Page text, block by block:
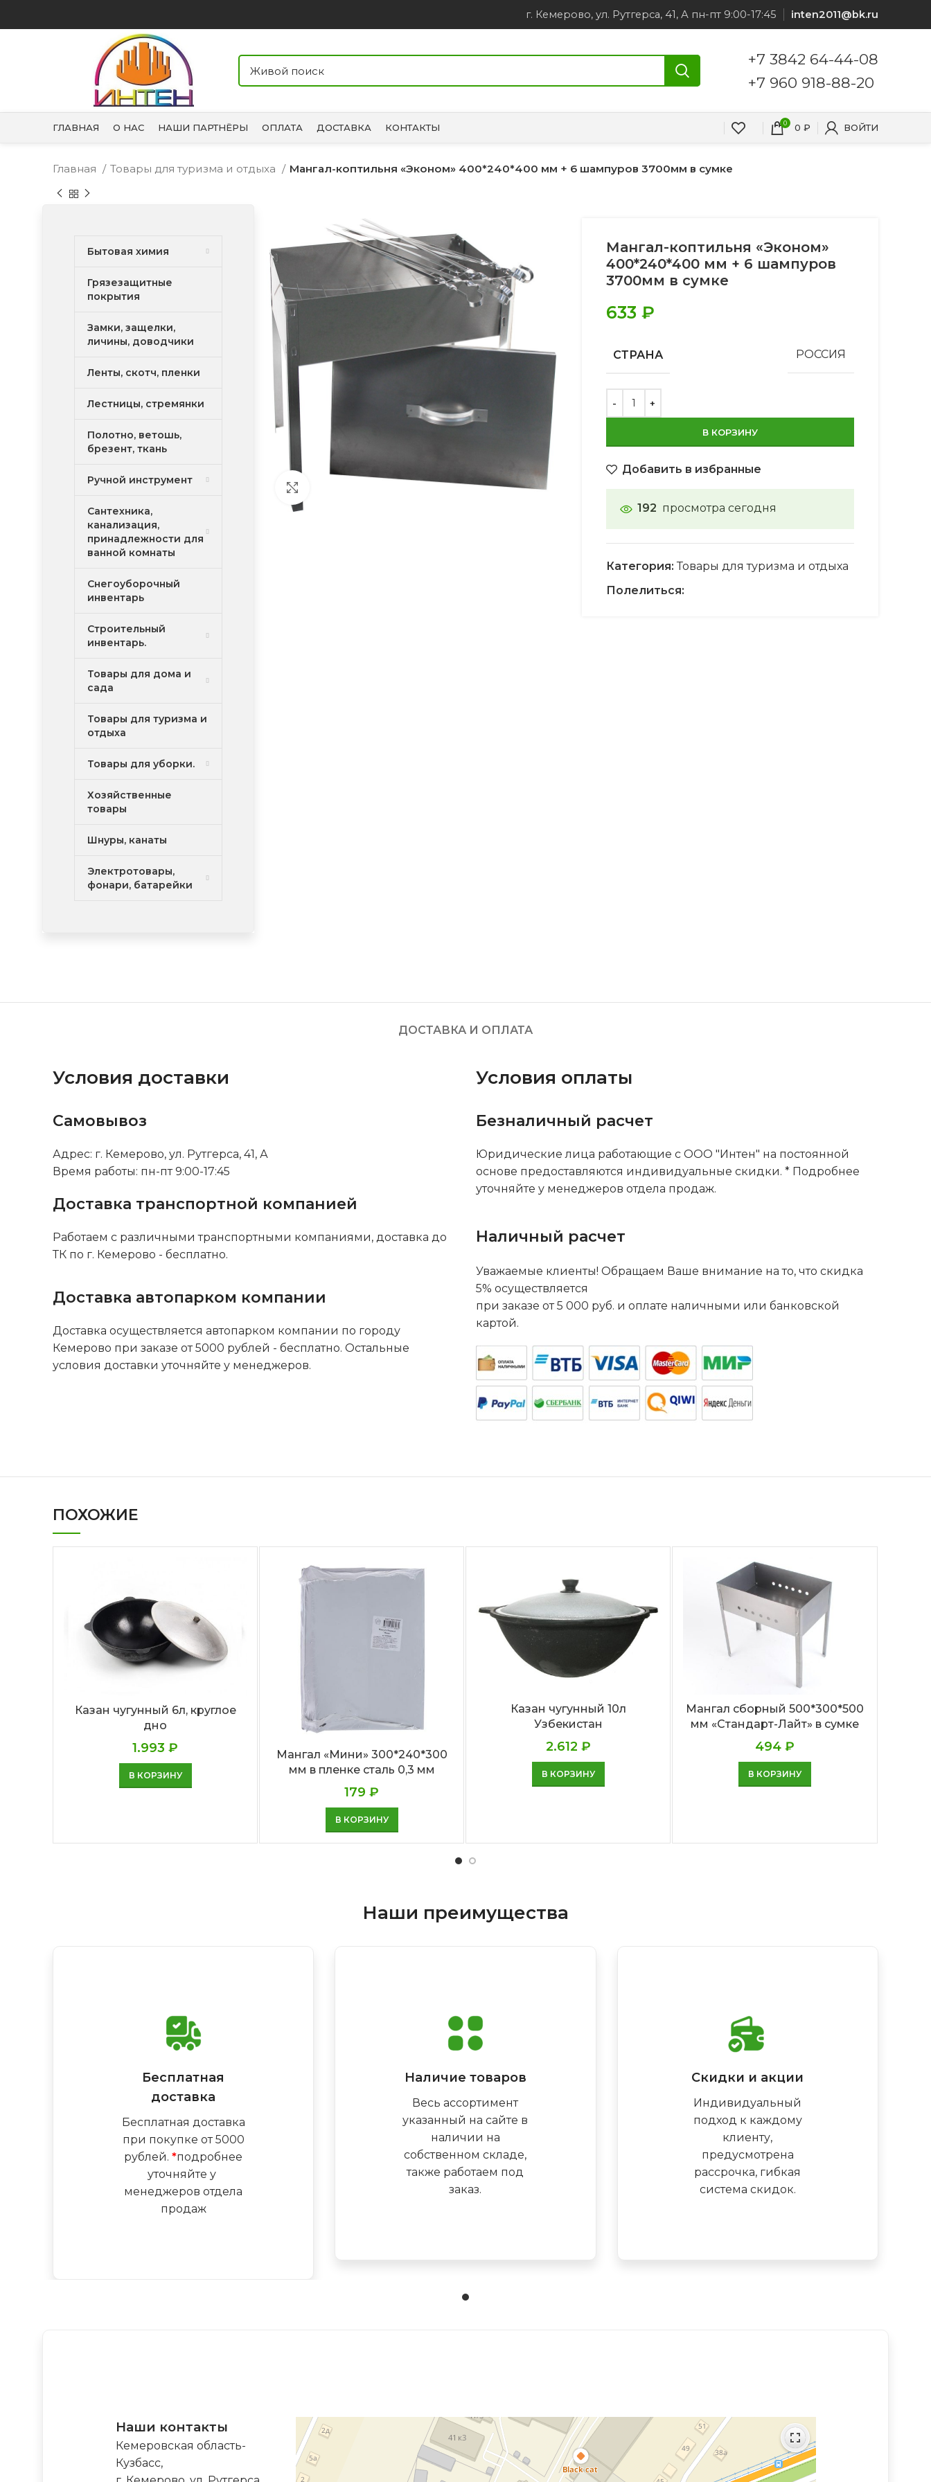
г. Кемерово, ул. Рутгерса, 41, А пн-пт 9:00-17:45 inten2011@bk.ru
+7 3842 64-44-08
+7 960 918-88-20
ГЛАВНАЯ О НАС НАШИ ПАРТНЁРЫ ОПЛАТА ДОСТАВКА КОНТАКТЫ 0 0 ₽ ВОЙТИ
Главная Товары для туризма и отдыха Мангал-коптильня «Эконом» 400*240*400 мм + 6 шампуров 3700мм в сумке
Мангал-коптильня «Эконом»
400*240*400 мм + 6 шампуров
3700мм в сумке
633 ₽
СТРАНА РОССИЯ
В КОРЗИНУ
Добавить в избранные
192 просмотра сегодня
Категория: Товары для туризма и отдыха
Полелиться:
Бытовая химия
Грязезащитные
покрытия
Замки, защелки,
личины, доводчики
Ленты, скотч, пленки
Лестницы, стремянки
Полотно, ветошь,
брезент, ткань
Ручной инструмент
Сантехника,
канализация,
принадлежности для
ванной комнаты
Снегоуборочный
инвентарь
Строительный
инвентарь.
Товары для дома и
сада
Товары для туризма и
отдыха
Товары для уборки.
Хозяйственные
товары
Шнуры, канаты
Электротовары,
фонари, батарейки
ДОСТАВКА И ОПЛАТА
Условия доставки
Самовывоз
Адрес: г. Кемерово, ул. Рутгерса, 41, А
Время работы: пн-пт 9:00-17:45
Доставка транспортной компанией
Работаем с различными транспортными компаниями, доставка до
ТК по г. Кемерово - бесплатно.
Доставка автопарком компании
Доставка осуществляется автопарком компании по городу
Кемерово при заказе от 5000 рублей - бесплатно. Остальные
условия доставки уточняйте у менеджеров.
Условия оплаты
Безналичный расчет
Юридические лица работающие с ООО "Интен" на постоянной
основе предоставляются индивидуальные скидки. * Подробнее
уточняйте у менеджеров отдела продаж.
Наличный расчет
Уважаемые клиенты! Обращаем Ваше внимание на то, что скидка
5% осуществляется
при заказе от 5 000 руб. и оплате наличными или банковской
картой.
ПОХОЖИЕ
Казан чугунный 6л, круглое
дно
1.993₽
В КОРЗИНУ
Мангал «Мини» 300*240*300
мм в пленке сталь 0,3 мм
179₽
В КОРЗИНУ
Казан чугунный 10л
Узбекистан
2.612 ₽
В КОРЗИНУ
Мангал сборный 500*300*500
мм «Стандарт-Лайт» в сумке
494 ₽
В КОРЗИНУ
Наши преимущества
Бесплатная
доставка
Бесплатная доставка
при покупке от 5000
рублей.*подробнее
уточняйте у
менеджеров отдела
продаж
Наличие товаров
Весь ассортимент
указанный на сайте в
наличии на
собственном складе,
также работаем под
заказ.
Скидки и акции
Индивидуальный
подход к каждому
клиенту,
предусмотрена
рассрочка, гибкая
система скидок.
Наши контакты
Кемеровская область-
Кузбасс,